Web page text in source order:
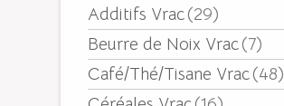
Additifs Vrac(29)
Beurre de Noix Vrac(7)
Café/Thé/Tisane Vrac(48)